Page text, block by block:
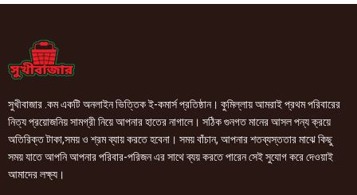
সুখীবাজার .কম একটি অনলাইন ভিত্তিক ই-কমার্স প্রতিষ্ঠান। কুমিল্লায় আমরাই প্রথম পরিবারের
নিত্য প্রয়োজনিয় সামগ্রী নিয়ে আপনার হাতের নাগালে। সঠিক গুনগত মানের আসল পন্য ক্রয়ে
অতিরিক্ত টাকা,সময় ও শ্রম ব্যায় করতে হবেনা। সময় বাঁচান, আপনার শতব্যস্ততার মাঝে কিছু
সময় যাতে আপনি আপনার পরিবার-পরিজন এর সাথে ব্যয় করতে পারেন সেই সুযোগ করে দেওয়াই
আমাদের লক্ষ্য।